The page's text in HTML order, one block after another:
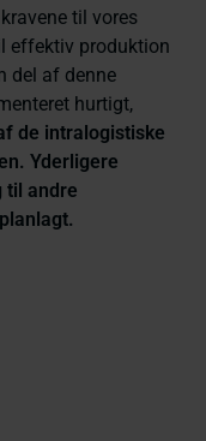
til vores
effektiv produktion
del af denne
hurtigt,
de intralogistiske
Yderligere
til andre